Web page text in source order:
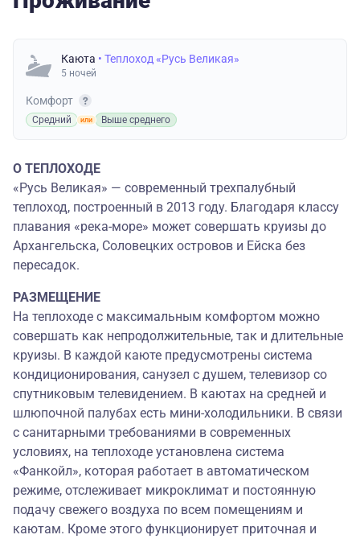
Каюта • Теплоход «Русь Великая»
5 ночей
Комфорт
Средний Выше среднего
О ТЕПЛОХОДЕ
«Русь Великая» — современный трехпалубный
теплоход, построенный в 2013 году. Благодаря классу
плавания «река-море» может совершать круизы до
Архангельска, Соловецких островов и Ейска без
пересадок.
РАЗМЕЩЕНИЕ
На теплоходе с максимальным комфортом можно
совершать как непродолжительные, так и длительные
круизы. В каждой каюте предусмотрены система
кондиционирования, санузел с душем, телевизор со
спутниковым телевидением. В каютах на средней и
шлюпочной палубах есть мини-холодильники. В связи
с санитарными требованиями в современных
условиях, на теплоходе установлена система
«Фанкойл», которая работает в автоматическом
режиме, отслеживает микроклимат и постоянную
подачу свежего воздуха по всем помещениям и
каютам. Кроме этого функционирует приточная и